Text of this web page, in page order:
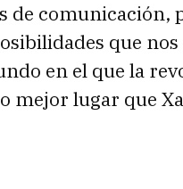
de comunicación,
que
en el que la
mejor lugar que